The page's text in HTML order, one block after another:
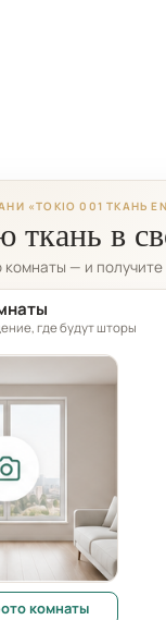
«TOKIO 001 ТКАНЬ
в
комнаты — и
где будут шторы
комнаты